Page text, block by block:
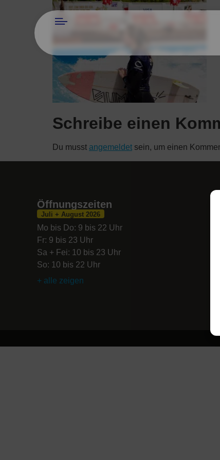
Schreibe einen
Du musst angemeldet sein, um einen
Öffnungszeiten
Mo bis Do: 9 bis 22 Uhr
Fr: 9 bis 23 Uhr
Sa + Fei: 10 bis 23 Uhr
So: 10 bis 22 Uhr
Juli + August 2026
+ alle zeigen